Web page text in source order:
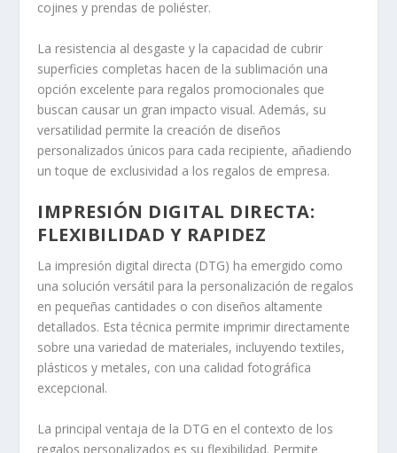
cojines y prendas de poliéster.
La resistencia al desgaste y la capacidad de cubrir
superficies completas hacen de la sublimación una
opción excelente para regalos promocionales que
buscan causar un gran impacto visual. Además, su
versatilidad permite la creación de diseños
personalizados únicos para cada recipiente, añadiendo
un toque de exclusividad a los regalos de empresa.
IMPRESIÓN DIGITAL DIRECTA:
FLEXIBILIDAD Y RAPIDEZ
La impresión digital directa (DTG) ha emergido como
una solución versátil para la personalización de regalos
en pequeñas cantidades o con diseños altamente
detallados. Esta técnica permite imprimir directamente
sobre una variedad de materiales, incluyendo textiles,
plásticos y metales, con una calidad fotográfica
excepcional.
La principal ventaja de la DTG en el contexto de los
regalos personalizados es su flexibilidad. Permite